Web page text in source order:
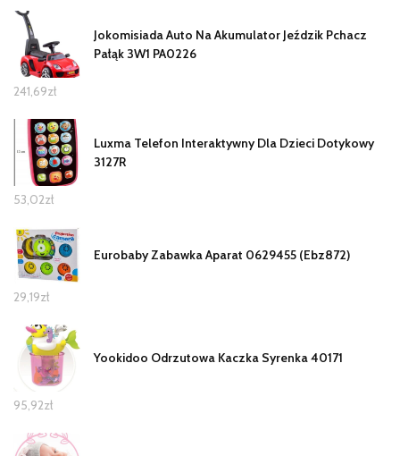
Jokomisiada Auto Na Akumulator Jeździk Pchacz
Pałąk 3W1 PA0226
241,69zł
Luxma Telefon Interaktywny Dla Dzieci Dotykowy
3127R
53,02zł
Eurobaby Zabawka Aparat 0629455 (Ebz872)
29,19zł
Yookidoo Odrzutowa Kaczka Syrenka 40171
95,92zł